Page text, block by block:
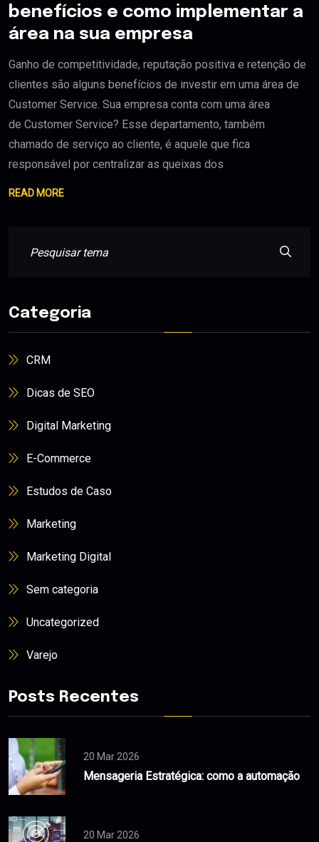
benefícios e como implementar a
área na sua empresa
Ganho de competitividade, reputação positiva e retenção de
clientes são alguns benefícios de investir em uma área de
Customer Service. Sua empresa conta com uma área
de Customer Service? Esse departamento, também
chamado de serviço ao cliente, é aquele que fica
responsável por centralizar as queixas dos
READ MORE
Categoria
CRM
Dicas de SEO
Digital Marketing
E-Commerce
Estudos de Caso
Marketing
Marketing Digital
Sem categoria
Uncategorized
Varejo
Posts Recentes
20 Mar 2026
Mensageria Estratégica: como a automação
20 Mar 2026